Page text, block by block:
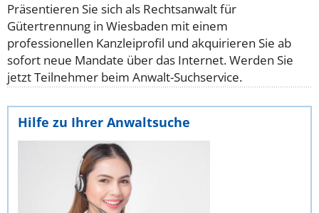
Präsentieren Sie sich als Rechtsanwalt für
Gütertrennung in Wiesbaden mit einem
professionellen Kanzleiprofil und akquirieren Sie ab
sofort neue Mandate über das Internet. Werden Sie
jetzt Teilnehmer beim Anwalt-Suchservice.
Hilfe zu Ihrer Anwaltsuche